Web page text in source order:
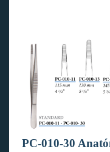
PC-010-30